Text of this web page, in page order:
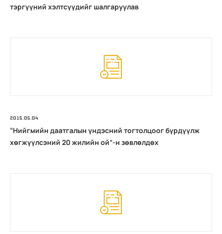
тэргүүний хэлтсүүдийг шалгаруулав
2015.05.04
“Нийгмийн даатгалын үндэсний тогтолцоог бүрдүүлж
хөгжүүлсэний 20 жилийн ой”-н зөвлөлдөх